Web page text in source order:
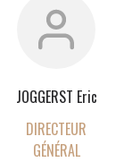
JOGGERST Eric
DIRECTEUR
GÉNÉRAL
DEMANDE